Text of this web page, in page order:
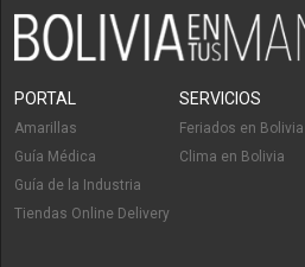
PORTAL
Amarillas
Guía Médica
Guía de la Industria
Tiendas Online Delivery
SERVICIOS
Feriados en Bolivia
Clima en Bolivia